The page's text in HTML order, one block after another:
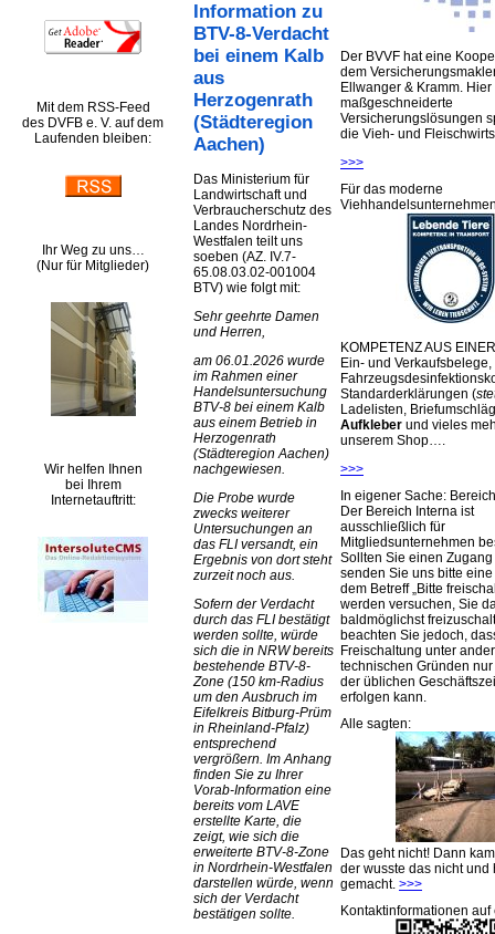
Mit dem RSS-Feed
des DVFB e. V. auf dem
Laufenden bleiben:
Ihr Weg zu uns…
(Nur für Mitglieder)
Wir helfen Ihnen
bei Ihrem
Internetauftritt:
Information zu
BTV-8-Verdacht
bei einem Kalb
aus
Herzogenrath
(Städteregion
Aachen)
Das Ministerium für
Landwirtschaft und
Verbraucherschutz des
Landes Nordrhein-
Westfalen teilt uns
soeben (AZ. IV.7-
65.08.03.02-001004
BTV) wie folgt mit:
Sehr geehrte Damen
und Herren,
am 06.01.2026 wurde
im Rahmen einer
Handelsuntersuchung
BTV-8 bei einem Kalb
aus einem Betrieb in
Herzogenrath
(Städteregion Aachen)
nachgewiesen.
Die Probe wurde
zwecks weiterer
Untersuchungen an
das FLI versandt, ein
Ergebnis von dort steht
zurzeit noch aus.
Sofern der Verdacht
durch das FLI bestätigt
werden sollte, würde
sich die in NRW bereits
bestehende BTV-8-
Zone (150 km-Radius
um den Ausbruch im
Eifelkreis Bitburg-Prüm
in Rheinland-Pfalz)
entsprechend
vergrößern. Im Anhang
finden Sie zu Ihrer
Vorab-Information eine
bereits vom LAVE
erstellte Karte, die
zeigt, wie sich die
erweiterte BTV-8-Zone
in Nordrhein-Westfalen
darstellen würde, wenn
sich der Verdacht
bestätigen sollte.
Der BVVF hat eine
dem
Ellwanger & Kramm.
maßgeschneiderte
Versicherungslösungen
die Vieh- und
>>>
Für das moderne
KOMPETENZ AUS
Ein- und Verkaufsbelege,
Standarderklärungen (
Ladelisten,
Aufkleber und vieles
unserem Shop….
>>>
In eigener Sache:
Der Bereich Interna ist
ausschließlich für
Mitgliedsunternehmen
Sollten Sie einen
senden Sie uns bitte
dem Betreff „Bitte
werden versuchen, Sie
baldmöglichst
beachten Sie jedoch,
Freischaltung unter
technischen Gründen
der üblichen
erfolgen kann.
Alle sagten:
Das geht nicht! Dann
der wusste das nicht und
gemacht. >>>
Kontaktinformationen